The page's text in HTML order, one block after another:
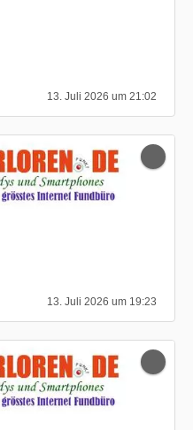
13. Juli 2026 um 21:02
13. Juli 2026 um 19:23